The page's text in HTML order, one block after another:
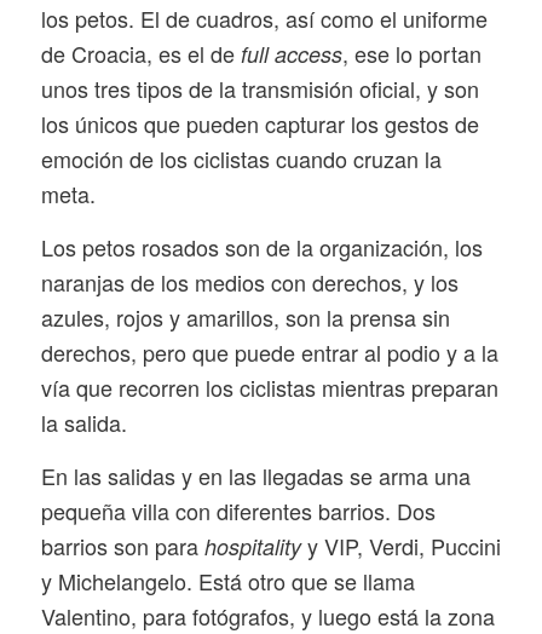
los petos. El de cuadros, así como el uniforme
de Croacia, es el de full access, ese lo portan
unos tres tipos de la transmisión oficial, y son
los únicos que pueden capturar los gestos de
emoción de los ciclistas cuando cruzan la
meta.
Los petos rosados son de la organización, los
naranjas de los medios con derechos, y los
azules, rojos y amarillos, son la prensa sin
derechos, pero que puede entrar al podio y a la
vía que recorren los ciclistas mientras preparan
la salida.
En las salidas y en las llegadas se arma una
pequeña villa con diferentes barrios. Dos
barrios son para hospitalityy VIP, Verdi, Puccini
y Michelangelo. Está otro que se llama
Valentino, para fotógrafos, y luego está la zona